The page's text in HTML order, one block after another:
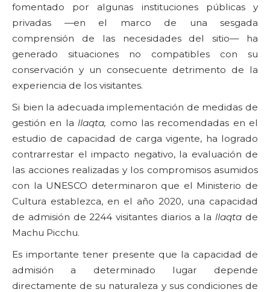
fomentado por algunas instituciones públicas y
privadas —en el marco de una sesgada
comprensión de las necesidades del sitio— ha
generado situaciones no compatibles con su
conservación y un consecuente detrimento de la
experiencia de los visitantes.
Si bien la adecuada implementación de medidas de
gestión en la llaqta, como las recomendadas en el
estudio de capacidad de carga vigente, ha logrado
contrarrestar el impacto negativo, la evaluación de
las acciones realizadas y los compromisos asumidos
con la UNESCO determinaron que el Ministerio de
Cultura establezca, en el año 2020, una capacidad
de admisión de 2244 visitantes diarios a lallaqta de
Machu Picchu.
Es importante tener presente que la capacidad de
admisión a determinado lugar depende
directamente de su naturaleza y sus condiciones de